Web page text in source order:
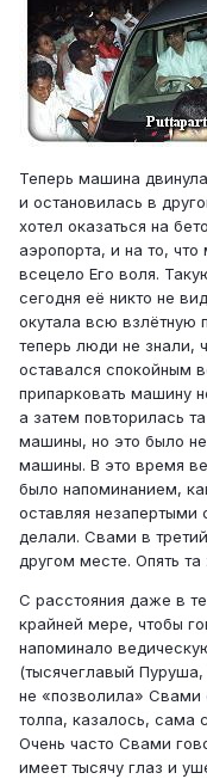
Теперь машина
и остановилась в
хотел оказаться на
аэропорта, и на то,
всецело Его воля.
сегодня её никто не
окутала всю взлётную
теперь люди не знали,
оставался спокойным
припарковать машину
а затем повторилась
машины, но это было
машины. В это время
было напоминанием,
оставляя незапертыми
делали. Свами в
другом месте. Опять
С расстояния даже в
крайней мере, чтобы
напоминало
(тысячеглавый
не «позволила» Свами
толпа, казалось, сама
Очень часто Свами
имеет тысячу глаз и